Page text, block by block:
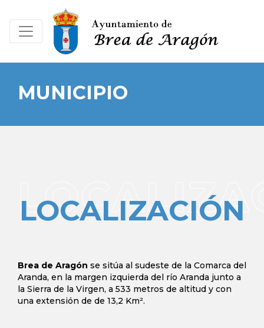
MUNICIPIO
LOCALIZACIÓN
Brea de Aragón se sitúa al sudeste de la Comarca del
Aranda, en la margen izquierda del río Aranda junto a
la Sierra de la Virgen, a 533 metros de altitud y con
una extensión de de 13,2 Km².